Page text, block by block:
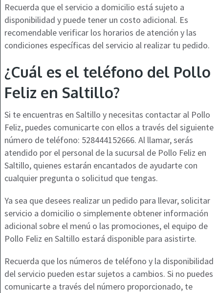
Recuerda que el servicio a domicilio está sujeto a
disponibilidad y puede tener un costo adicional. Es
recomendable verificar los horarios de atención y las
condiciones específicas del servicio al realizar tu pedido.
¿Cuál es el teléfono del Pollo
Feliz en Saltillo?
Si te encuentras en Saltillo y necesitas contactar al Pollo
Feliz, puedes comunicarte con ellos a través del siguiente
número de teléfono: 528444152666. Al llamar, serás
atendido por el personal de la sucursal de Pollo Feliz en
Saltillo, quienes estarán encantados de ayudarte con
cualquier pregunta o solicitud que tengas.
Ya sea que desees realizar un pedido para llevar, solicitar
servicio a domicilio o simplemente obtener información
adicional sobre el menú o las promociones, el equipo de
Pollo Feliz en Saltillo estará disponible para asistirte.
Recuerda que los números de teléfono y la disponibilidad
del servicio pueden estar sujetos a cambios. Si no puedes
comunicarte a través del número proporcionado, te